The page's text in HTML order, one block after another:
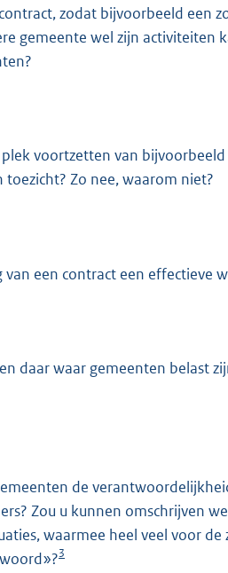
zodat bijvoorbeeld een
gemeente wel zijn activiteiten
voortzetten van
Zo nee, waarom niet?
een contract een effectieve
daar waar gemeenten belast
de
Zou u kunnen omschrijven
waarmee heel veel voor de
3